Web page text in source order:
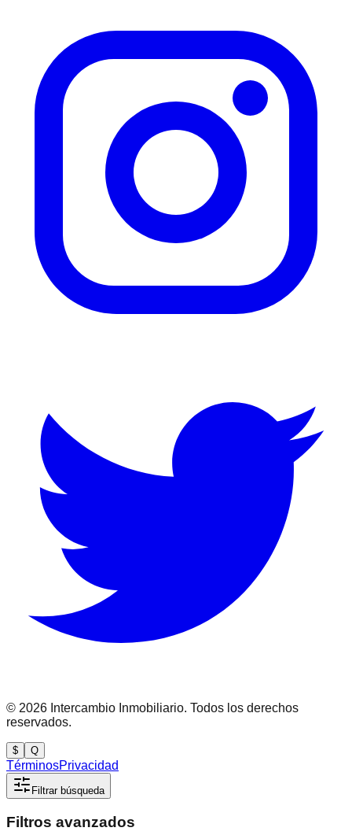
© 2026 Intercambio Inmobiliario. Todos los derechos
reservados.
$ Q
TérminosPrivacidad
Filtrar búsqueda
Filtros avanzados